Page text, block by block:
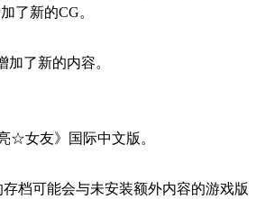
了新的CG。
加了新的内容。
☆女友》国际中文版。
档可能会与未安装额外内容的游戏版